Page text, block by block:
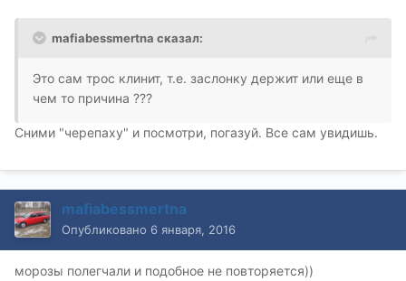
mafiabessmertna сказал:
Это сам трос клинит, т.е. заслонку держит или еще в
чем то причина ???
Сними "черепаху" и посмотри, погазуй. Все сам увидишь.
mafiabessmertna
Опубликовано 6 января, 2016
морозы полегчали и подобное не повторяется))